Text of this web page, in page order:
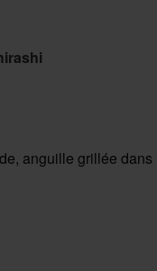
anguille grillée dans